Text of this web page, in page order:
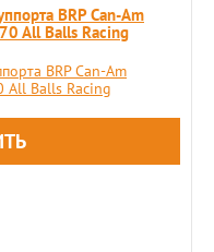
BRP Can-Am
All Balls Racing
BRP Can-Am
All Balls Racing